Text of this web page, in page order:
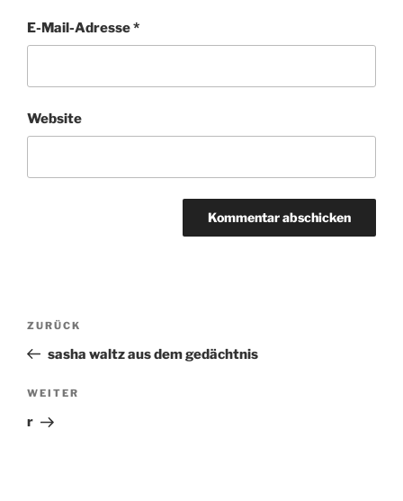
E-Mail-Adresse*
Website
Beitragsnavigation
Vorheriger
Beitrag
ZURÜCK
sasha waltz aus dem gedächtnis
Nächster
Beitrag
WEITER
r